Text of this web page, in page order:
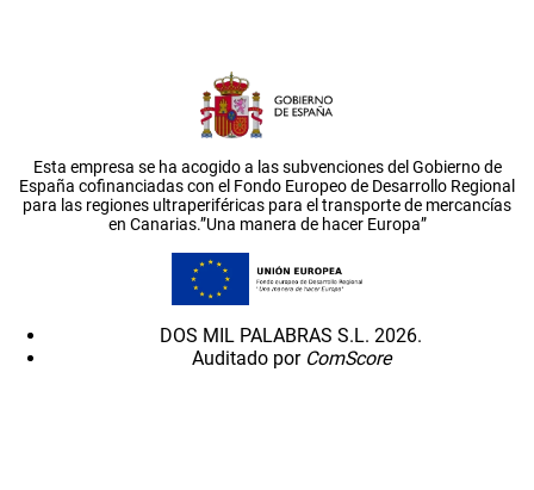
Esta empresa se ha acogido a las subvenciones del Gobierno de
España cofinanciadas con el Fondo Europeo de Desarrollo Regional
para las regiones ultraperiféricas para el transporte de mercancías
en Canarias.”Una manera de hacer Europa”
DOS MIL PALABRAS S.L. 2026.
Auditado por ComScore